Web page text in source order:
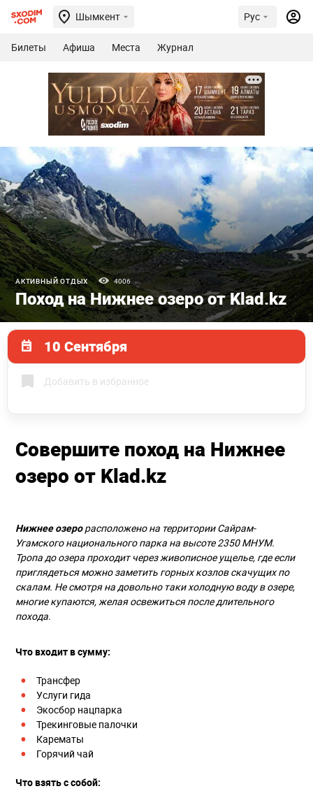
Шымкент Рус
Билеты Афиша Места Журнал
АКТИВНЫЙ ОТДЫХ 4006
Поход на Нижнее озеро от Klad.kz
10 Сентября
Добавить в избранное
Совершите поход на Нижнее
озеро от Klad.kz
Нижнее озерорасположено на территории Сайрам-
Угамского национального парка на высоте 2350 МНУМ.
Тропа до озера проходит через живописное ущелье, где если
приглядеться можно заметить горных козлов скачущих по
скалам. Не смотря на довольно таки холодную воду в озере,
многие купаются, желая освежиться после длительного
похода.
Что входит в сумму:
Трансфер
Услуги гида
Экосбор нацпарка
Трекинговые палочки
Карематы
Горячий чай
Что взять с собой: